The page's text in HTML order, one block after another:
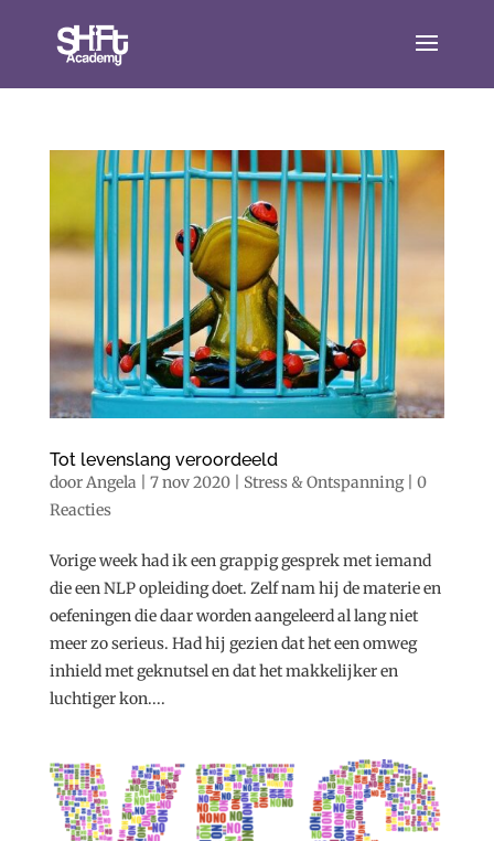
Tot levenslang veroordeeld
doorAngela 7 nov 2020| Stress & Ontspanning| 0
Reacties
Vorige week had ik een grappig gesprek met iemand
die een NLP opleiding doet. Zelf nam hij de materie en
oefeningen die daar worden aangeleerd al lang niet
meer zo serieus. Had hij gezien dat het een omweg
inhield met geknutsel en dat het makkelijker en
luchtiger kon....